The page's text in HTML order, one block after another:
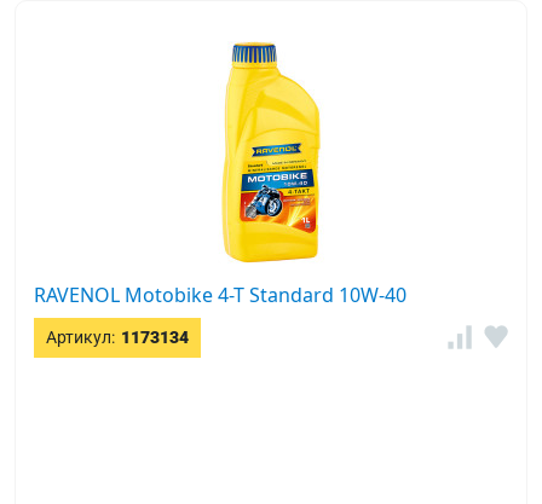
RAVENOL Motobike 4-T Standard 10W-40
Артикул: 1173134